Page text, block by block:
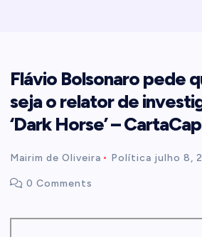
Flávio Bolsonaro pede
seja o relator de
‘Dark Horse’ –
Mairim de Oliveira Política julho 8,
0 Comments